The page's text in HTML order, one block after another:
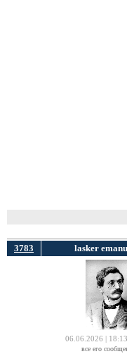
3783 lasker
06.06.2026 |
все его